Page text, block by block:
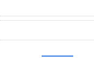
hoy,
8
-
Quarter
para
en